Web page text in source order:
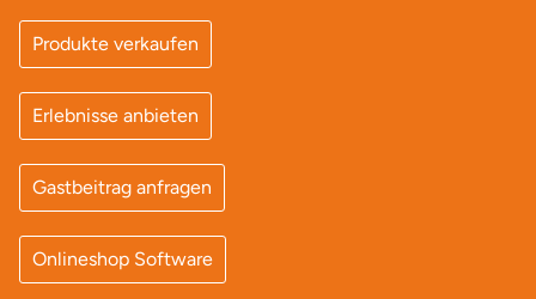
Produkte verkaufen
Erlebnisse anbieten
Gastbeitrag anfragen
Onlineshop Software
Münster
Neckarsulm
Nesselwang
Neumünster